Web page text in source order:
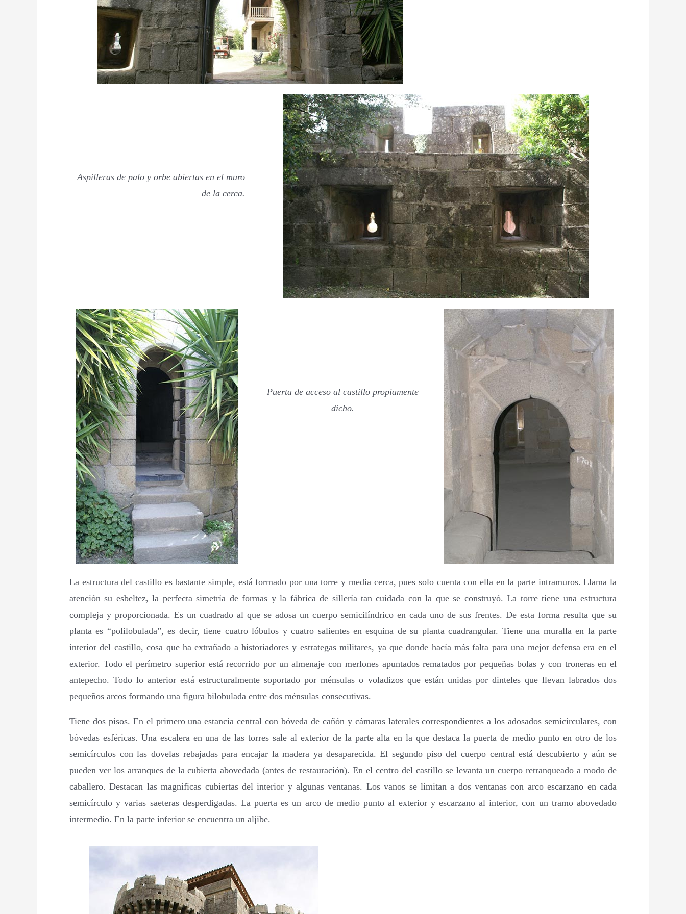
Aspilleras de palo y orbe abiertas en el muro
de la cerca.
Puerta de acceso al castillo propiamente
dicho.
La estructura del castillo es bastante simple, está formado por una torre y media cerca, pues solo cuenta con ella en la parte intramuros. Llama la
atención su esbeltez, la perfecta simetría de formas y la fábrica de sillería tan cuidada con la que se construyó. La torre tiene una estructura
compleja y proporcionada. Es un cuadrado al que se adosa un cuerpo semicilíndrico en cada uno de sus frentes. De esta forma resulta que su
planta es “polilobulada”, es decir, tiene cuatro lóbulos y cuatro salientes en esquina de su planta cuadrangular. Tiene una muralla en la parte
interior del castillo, cosa que ha extrañado a historiadores y estrategas militares, ya que donde hacía más falta para una mejor defensa era en el
exterior. Todo el perímetro superior está recorrido por un almenaje con merlones apuntados rematados por pequeñas bolas y con troneras en el
antepecho. Todo lo anterior está estructuralmente soportado por ménsulas o voladizos que están unidas por dinteles que llevan labrados dos
pequeños arcos formando una figura bilobulada entre dos ménsulas consecutivas.
Tiene dos pisos. En el primero una estancia central con bóveda de cañón y cámaras laterales correspondientes a los adosados semicirculares, con
bóvedas esféricas. Una escalera en una de las torres sale al exterior de la parte alta en la que destaca la puerta de medio punto en otro de los
semicírculos con las dovelas rebajadas para encajar la madera ya desaparecida. El segundo piso del cuerpo central está descubierto y aún se
pueden ver los arranques de la cubierta abovedada (antes de restauración). En el centro del castillo se levanta un cuerpo retranqueado a modo de
caballero. Destacan las magníficas cubiertas del interior y algunas ventanas. Los vanos se limitan a dos ventanas con arco escarzano en cada
semicírculo y varias saeteras desperdigadas. La puerta es un arco de medio punto al exterior y escarzano al interior, con un tramo abovedado
intermedio. En la parte inferior se encuentra un aljibe.